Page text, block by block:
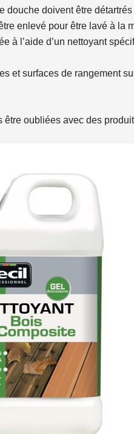
douche doivent être
enlevé pour être lavé à la
à l’aide d’un nettoyant
et surfaces de rangement
être oubliées avec des